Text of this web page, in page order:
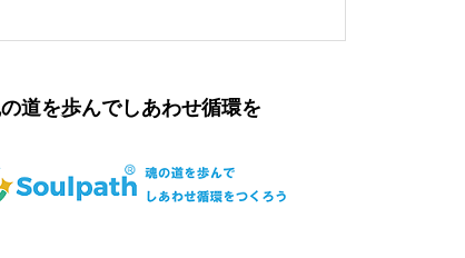
道を歩んでしあわせ循環を